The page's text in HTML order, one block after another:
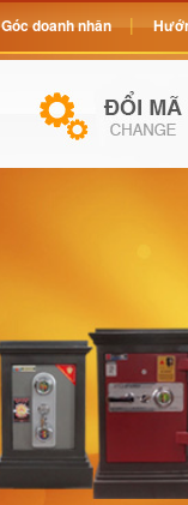
Góc doanh nhân